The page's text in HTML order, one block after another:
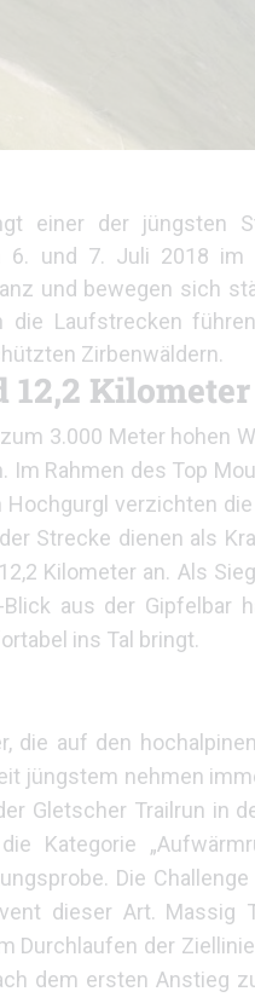
einer der jüngsten
6. und 7. Juli 2018 im
und bewegen sich
die Laufstrecken
Zirbenwäldern.
12,2 Kilometer
3.000 Meter hohen
Rahmen des Top
verzichten
Strecke dienen als
Kilometer an. Als
aus der Gipfelbar
ins Tal bringt.
die auf den
jüngstem nehmen
Gletscher Trailrun in
Kategorie
Die
dieser Art. Massig
Durchlaufen der
dem ersten Anstieg